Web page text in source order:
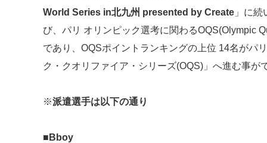
World Series in北九州 presented by Create 」に
び、パリ オリンピック選考に関わるOQS(Olympic
であり、OQSポイントランキングの上位 14名がパ
ク・クオリファイア・シリーズ(OQS)」へ進む事が
※派遣選手は以下の通り
■Bboy